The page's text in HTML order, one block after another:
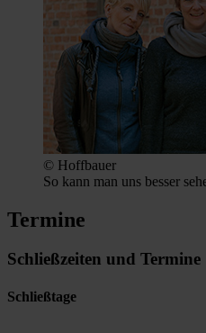
© Hoffbauer
So kann man uns besser
Termine
Schließzeiten und Termine
Schließtage